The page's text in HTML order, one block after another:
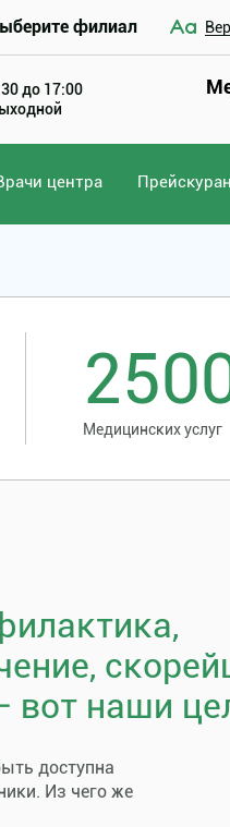
филиал
до 17:00
центра
пузыря
Медицинских услуг
вот наши
доступна
Из чего же